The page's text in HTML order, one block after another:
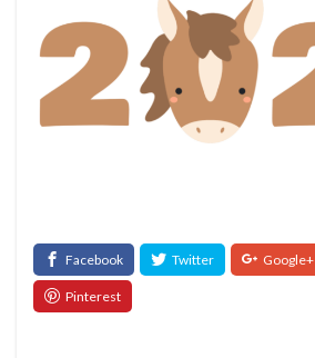
イルミナカラー
オラプレックス
コテ巻き
スキンケア
スロウカラー ツ
ビューティーカレッジ
ヘアアレンジ
ルビオナカラー
検索